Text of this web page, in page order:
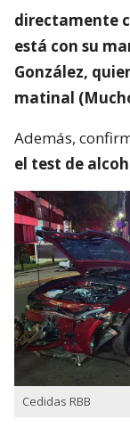
directamente
está con su
González,
matinal
Además,
el test de
Cedidas RBB